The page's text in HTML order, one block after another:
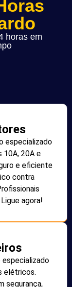
horas em
especializado
10A, 20A e
e eficiente
contra
agora!
especializado
elétricos.
segurança,